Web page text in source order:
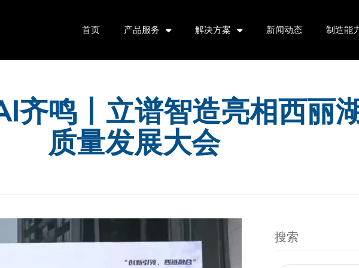
首页 产品服务 解决方案 新闻动态 制造能
齐鸣丨立谱智造亮相西丽
质量发展大会
搜索